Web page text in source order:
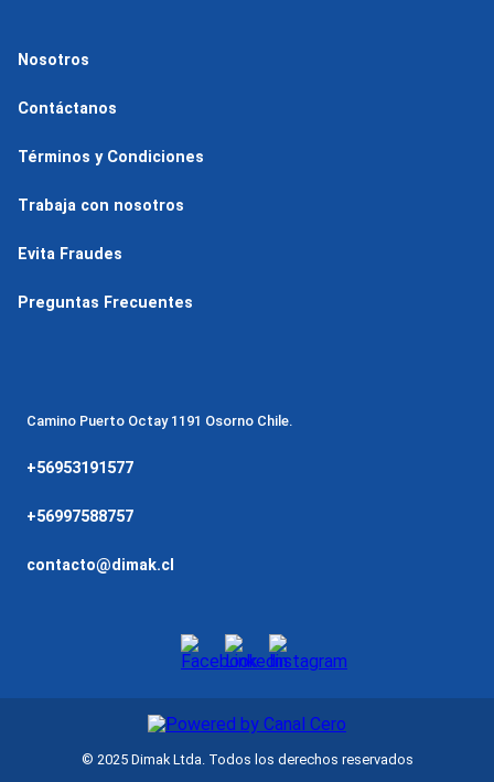
Nosotros
Contáctanos
Términos y Condiciones
Trabaja con nosotros
Evita Fraudes
Preguntas Frecuentes
Camino Puerto Octay 1191 Osorno Chile.
+56953191577
+56997588757
contacto@dimak.cl
© 2025 Dimak Ltda. Todos los derechos reservados